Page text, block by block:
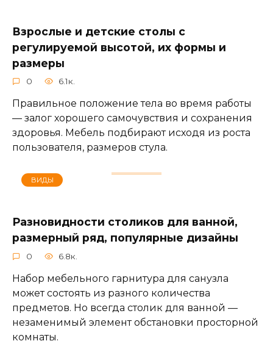
Взрослые и детские столы с
регулируемой высотой, их формы и
размеры
0 6.1к.
Правильное положение тела во время работы
— залог хорошего самочувствия и сохранения
здоровья. Мебель подбирают исходя из роста
пользователя, размеров стула.
ВИДЫ
Разновидности столиков для ванной,
размерный ряд, популярные дизайны
0 6.8к.
Набор мебельного гарнитура для санузла
может состоять из разного количества
предметов. Но всегда столик для ванной —
незаменимый элемент обстановки просторной
комнаты.